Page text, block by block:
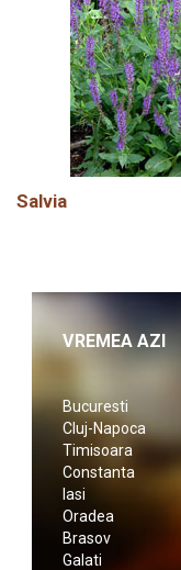
Salvia
VREMEA AZI
Bucuresti
Cluj-Napoca
Timisoara
Constanta
Iasi
Oradea
Brasov
Galati